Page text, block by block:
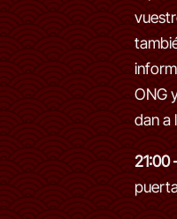
ONG
dan a
21:00